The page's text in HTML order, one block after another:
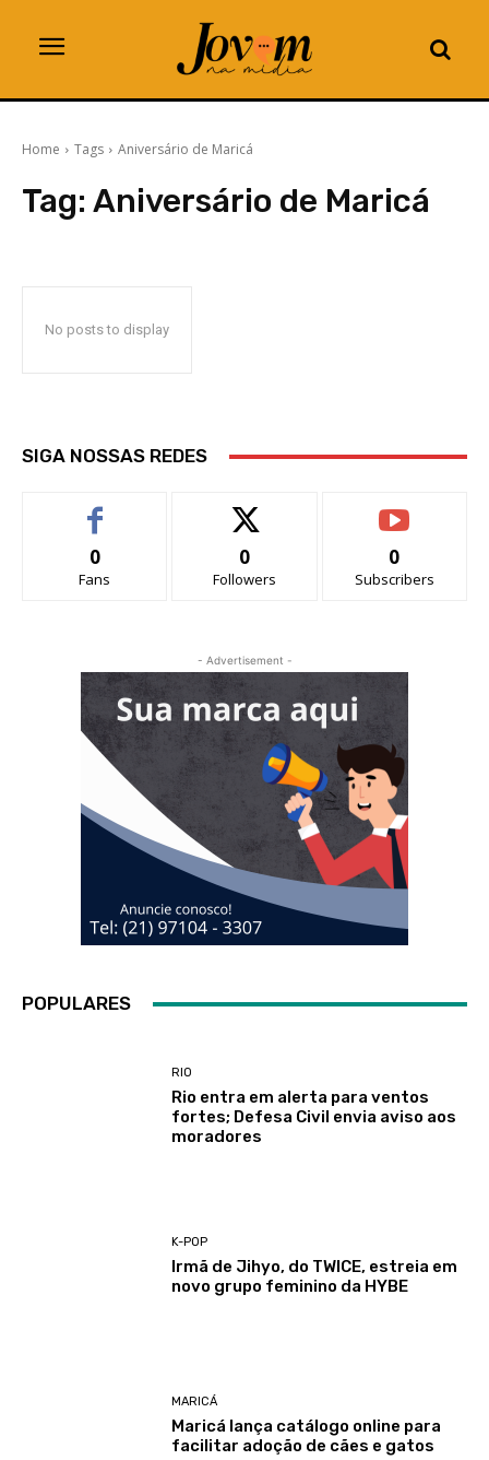
Home Tags Aniversário de Maricá
Tag: Aniversário de Maricá
No posts to display
SIGA NOSSAS REDES
0
Fans
0
Followers
0
Subscribers
- Advertisement -
POPULARES
RIO
Rio entra em alerta para ventos
fortes; Defesa Civil envia aviso aos
moradores
K-POP
Irmã de Jihyo, do TWICE, estreia em
novo grupo feminino da HYBE
MARICÁ
Maricá lança catálogo online para
facilitar adoção de cães e gatos